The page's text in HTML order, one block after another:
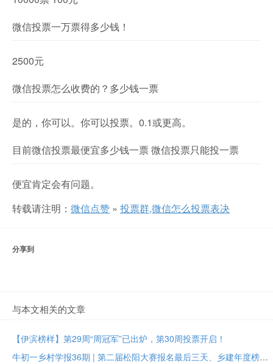
微信投票一万票得多少钱！
2500元
微信投票怎么收费的？多少钱一票
是的，你可以。你可以投票。0.1或更高。
目前微信投票最便宜多少钱一票 微信投票只能投一票
便宜肯定会有问题。
转载请注明： 微信点赞 » 投票群,微信怎么投票表决
分享到
与本文相关的文章
【伊滨榜样】第29周“周冠军”已出炉，第30周投票开启！
牛初一乡村学报36期 | 第二届松阳大赛报名最后三天、乡建年度榜样大众投票进行中